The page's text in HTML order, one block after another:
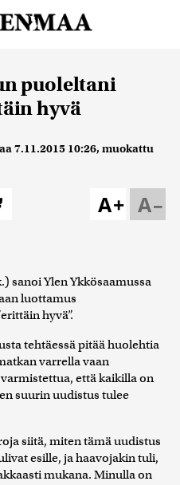
puoleltani
hyvä
7.11.2015 10:26, muokattu
A–
A+
sanoi Ylen Ykkösaamussa
luottamus
hyvä”.
tehtäessä pitää huolehtia
varrella vaan
että kaikilla on
suurin uudistus tulee
siitä, miten tämä uudistus
esille, ja haavojakin tuli,
mukana. Minulla on